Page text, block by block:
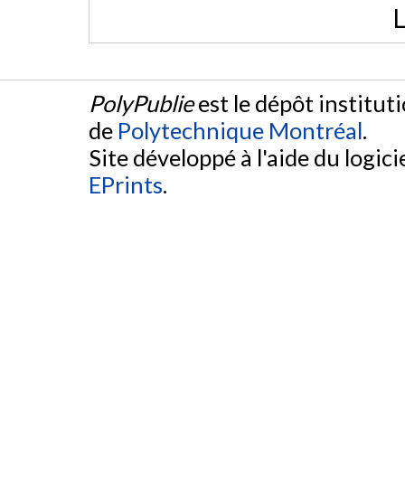
PolyPublieest le dépôt
de Polytechnique Montréal.
Site développé à l'aide du
EPrints.